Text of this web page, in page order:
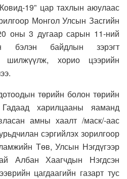
19” цар тахлын аюулаас
Монгол Улсын Засгийн
оны 3 дугаар сарын 11-ний
бэлэн байдлын зэрэгт
шилжүүлж, хорио цээрийн
төрийн болон төрийн
Гадаад харилцааны яаманд
амны хаалт /маск/-аас
сэргийлэх зорилгоор
Төв, Улсын Нэгдүгээр
Албан Хаагчдын Нэгдсэн
цагдаагийн газарт тус